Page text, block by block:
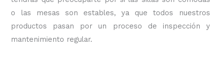
o las mesas son estables, ya que todos nuestros
productos pasan por un proceso de inspección y
mantenimiento regular.